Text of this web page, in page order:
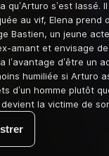
s’est lassé. Il
au vif, Elena prend
Bastien, un jeune
amant et envisage
l’avantage d’être un
humiliée si Arturo
d’un homme plutôt
devient la victime de